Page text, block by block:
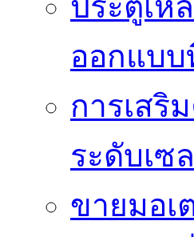
ประตูเห
ออกแบ
การเสริ
ระดับเซ
ขายมอเ